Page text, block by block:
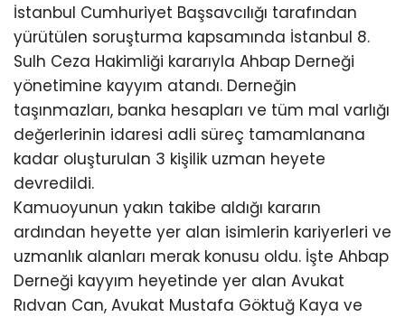
İstanbul Cumhuriyet Başsavcılığı tarafından
yürütülen soruşturma kapsamında İstanbul 8.
Sulh Ceza Hakimliği kararıyla Ahbap Derneği
yönetimine kayyım atandı. Derneğin
taşınmazları, banka hesapları ve tüm mal varlığı
değerlerinin idaresi adli süreç tamamlanana
kadar oluşturulan 3 kişilik uzman heyete
devredildi.
Kamuoyunun yakın takibe aldığı kararın
ardından heyette yer alan isimlerin kariyerleri ve
uzmanlık alanları merak konusu oldu. İşte Ahbap
Derneği kayyım heyetinde yer alan Avukat
Rıdvan Can, Avukat Mustafa Göktuğ Kaya ve